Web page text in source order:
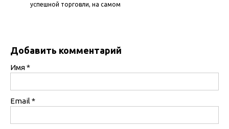
успешной торговли, на самом
Добавить комментарий
Имя*
Email *